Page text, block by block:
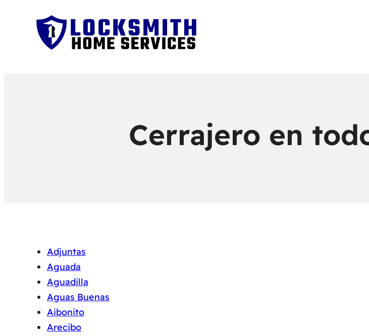
Cerrajero en
Adjuntas
Aguada
Aguadilla
Aguas Buenas
Aibonito
Arecibo